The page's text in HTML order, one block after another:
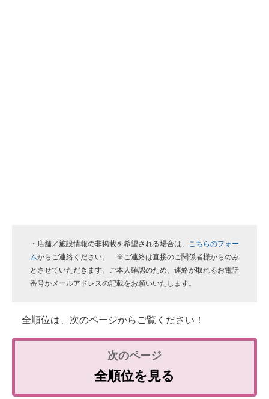
・店舗／施設情報の非掲載を希望される場合は、 こちらのフォー
ムからご連絡ください。 ※ご連絡は直接のご関係者様からのみ
とさせていただきます。ご本人確認のため、連絡が取れるお電話
番号かメールアドレスの記載をお願いいたします。
全順位は、次のページからご覧ください！
全順位を見る